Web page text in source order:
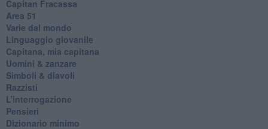
​Capitan Fracassa
​Area 51
Varie dal mondo
​Linguaggio giovanile
​Capitana, mia capitana
Uomini & zanzare
​Simboli & diavoli
Razzisti
​L’interrogazione
Pensieri
​Dizionario minimo